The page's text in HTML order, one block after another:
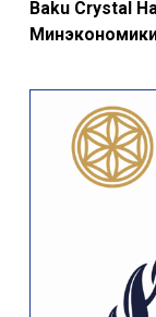
Baku Crystal